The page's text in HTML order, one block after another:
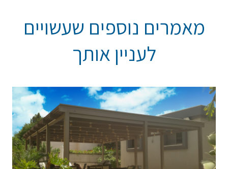
מאמרים נוספים שעשויים
לעניין אותך